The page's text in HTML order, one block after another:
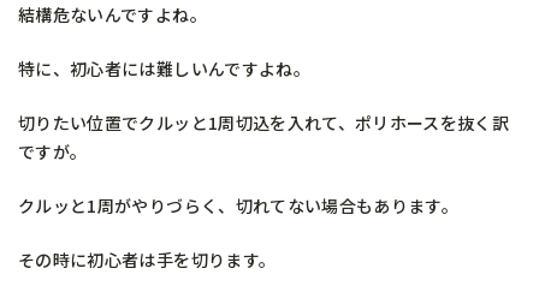
結構危ないんですよね。
特に、初心者には難しいんですよね。
切りたい位置でクルッと1周切込を入れて、ポリホースを抜く訳
ですが。
クルッと1周がやりづらく、切れてない場合もあります。
その時に初心者は手を切ります。